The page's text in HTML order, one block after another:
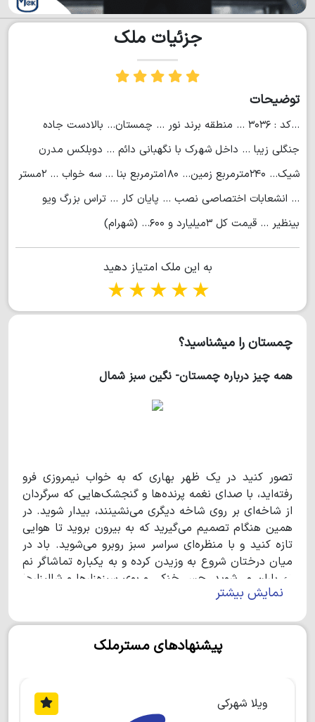
جزئیات ملک
توضیحات
...کد : ۳۰۳۶ ... منطقه برند نور ... چمستان... بالادست جاده
جنگلی زیبا ... داخل شهرک با نگهبانی دائم ... دوبلکس مدرن
شیک... ۲۴۰مترمربع زمین... ۱۸۰مترمربع بنا ... سه خواب ... ۲مستر
... انشعابات اختصاصی نصب ... پایان کار ... تراس بزرگ ویو
بینظیر ... قیمت کل ۳میلیارد و ۶۰۰... (شهرام)
به این ملک امتیاز دهید
5 stars
4 stars
3 stars
2 stars
چمستان را میشناسید؟
همه چیز درباره چمستان- نگین سبز شمال
تصور کنید در یک ظهر بهاری که به خواب نیمروزی فرو
رفته‌اید، با صدای نغمه پرنده‌ها و گنجشک‌هایی که سرگردان
از شاخه‌ای بر روی شاخه دیگری می‌نشینند، بیدار شوید. در
همین هنگام تصمیم می‌گیرید که به بیرون بروید تا هوایی
تازه کنید و با منظره‌ای سراسر سبز روبرو می‌شوید. باد در
میان درختان شروع به وزیدن کرده و به یکباره تماشاگر نم
نم باران می‌شوید. حس خنکی و بوی سبزه‌زارها و شالیزارها
همان بهشتی است که همیشه انتظارش را داشتید. درست
حتی خوردن نان محلی و عطر چای، طعم دیگری دارد. از
مردمان بومی این منطقه شنیده‌ام که نام چمستان به دلیل
می‌دانند. در هر صورت اگر هنوز برای سفر به چمستان در
شک و شبه هستید، باید بگویم که همچنان از نصف بیشتر
نمایش بیشتر
پیشنهادهای مسترملک
ویلا شهرکی